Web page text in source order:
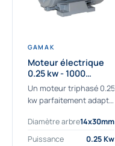
GAMAK
Moteur électrique
0.25 kw - 1000
Tr/min - 230/400V -
IE2
Un moteur triphasé 0.25
kw parfaitement adapté
sévères. Notre
important stock de
Diamètre arbre14x30mm
Puissance
0.25 Kw